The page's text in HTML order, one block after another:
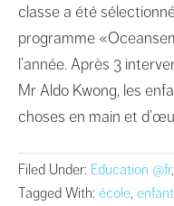
classe a été
programme
l’année. Après 3
Mr Aldo Kwong, les
choses en main et
Filed Under: Education @fr,
Tagged With: école,